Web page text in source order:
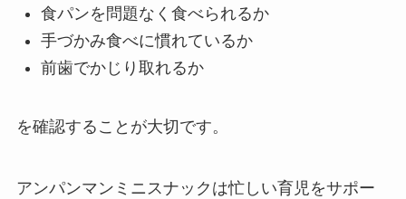
食パンを問題なく食べられるか
手づかみ食べに慣れているか
前歯でかじり取れるか
を確認することが大切です。
アンパンマンミニスナックは忙しい育児をサポー